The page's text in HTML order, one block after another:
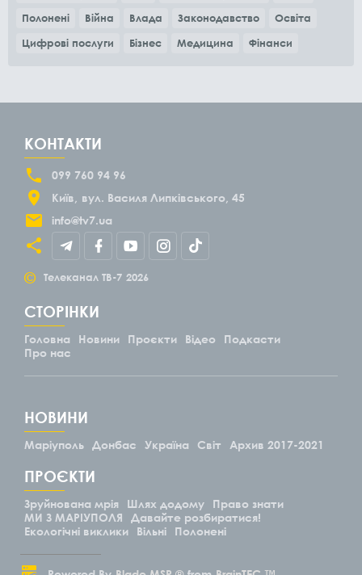
Полонені
Війна Влада Законодавство
Освіта
Цифрові послуги
Бізнес Медицина Фінанси
КОНТАКТИ
099 760 94 96
Київ
вул. Василя Липківського, 45
info@tv7.ua
© Телеканал ТВ-7 2026
СТОРІНКИ
Головна Новини Проєкти Відео
Подкасти
Про нас
НОВИНИ
Маріуполь Донбас Україна Світ Архив 2017-2021
ПРОЄКТИ
Зруйнована мрія Шлях додому
Право знати
МИ З МАРІУПОЛЯ
Давайте розбиратися!
Екологічні виклики
Вільні Полонені